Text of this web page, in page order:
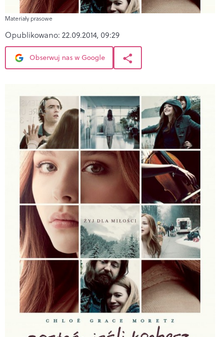
Materiały prasowe
Opublikowano: 22.09.2014, 09:29
Obserwuj nas w Google